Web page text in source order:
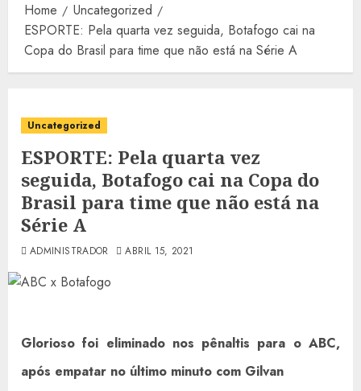
Home
Uncategorized
ESPORTE: Pela quarta vez seguida, Botafogo cai na
Copa do Brasil para time que não está na Série A
Uncategorized
ESPORTE: Pela quarta vez
seguida, Botafogo cai na Copa do
Brasil para time que não está na
Série A
ADMINISTRADOR ABRIL 15, 2021
Glorioso foi eliminado nos pênaltis para o ABC,
após empatar no último minuto com Gilvan